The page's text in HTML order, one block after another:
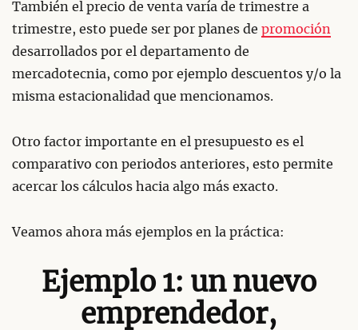
También el precio de venta varía de trimestre a
trimestre, esto puede ser por planes de promoción
desarrollados por el departamento de
mercadotecnia, como por ejemplo descuentos y/o la
misma estacionalidad que mencionamos.
Otro factor importante en el presupuesto es el
comparativo con periodos anteriores, esto permite
acercar los cálculos hacia algo más exacto.
Veamos ahora más ejemplos en la práctica:
Ejemplo 1: un nuevo
emprendedor,